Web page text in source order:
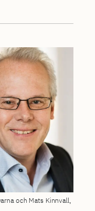
och Mats Kinnvall,